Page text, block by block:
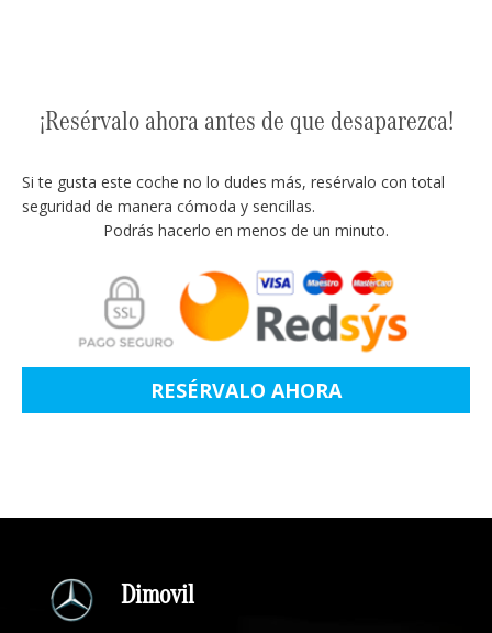
¡Resérvalo ahora antes de que desaparezca!
Si te gusta este coche no lo dudes más, resérvalo con total
seguridad de manera cómoda y sencillas.
Podrás hacerlo en menos de un minuto.
RESÉRVALO AHORA
Dimovil